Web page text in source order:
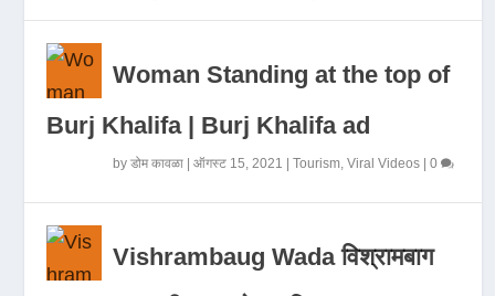
Woman Standing at the top of
Burj Khalifa | Burj Khalifa ad
byडोम कावळा |ऑगस्ट 15, 2021 |Tourism,Viral Videos |0
Vishrambaug Wada विश्रामबाग